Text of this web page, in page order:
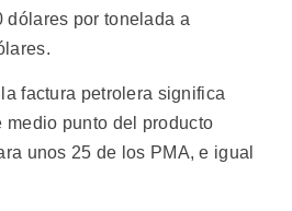
dólares por tonelada a
factura petrolera significa
medio punto del producto
unos 25 de los PMA, e igual